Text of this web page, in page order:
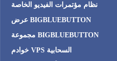
نظام مؤتمرات الفيديو الخاصة
عرض BIGBLUEBUTTON
مجموعة BIGBLUEBUTTON
خوادم VPS السحابية